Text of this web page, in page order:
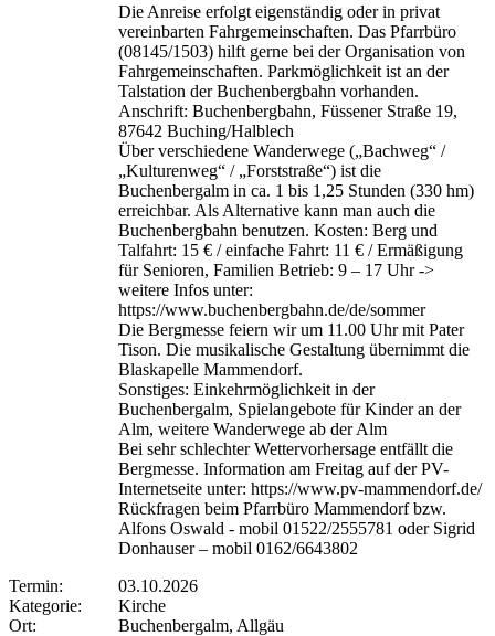
Die Anreise erfolgt eigenständig oder in privat
vereinbarten Fahrgemeinschaften. Das Pfarrbüro
(08145/1503) hilft gerne bei der Organisation von
Fahrgemeinschaften. Parkmöglichkeit ist an der
Talstation der Buchenbergbahn vorhanden.
Anschrift: Buchenbergbahn, Füssener Straße 19,
87642 Buching/Halblech
Über verschiedene Wanderwege („Bachweg“ /
„Kulturenweg“ / „Forststraße“) ist die
Buchenbergalm in ca. 1 bis 1,25 Stunden (330 hm)
erreichbar. Als Alternative kann man auch die
Buchenbergbahn benutzen. Kosten: Berg und
Talfahrt: 15 € / einfache Fahrt: 11 € / Ermäßigung
für Senioren, Familien Betrieb: 9 – 17 Uhr ->
weitere Infos unter:
https://www.buchenbergbahn.de/de/sommer
Die Bergmesse feiern wir um 11.00 Uhr mit Pater
Tison. Die musikalische Gestaltung übernimmt die
Blaskapelle Mammendorf.
Sonstiges: Einkehrmöglichkeit in der
Buchenbergalm, Spielangebote für Kinder an der
Alm, weitere Wanderwege ab der Alm
Bei sehr schlechter Wettervorhersage entfällt die
Bergmesse. Information am Freitag auf der PV-
Internetseite unter: https://www.pv-mammendorf.de/
Rückfragen beim Pfarrbüro Mammendorf bzw.
Alfons Oswald - mobil 01522/2555781 oder Sigrid
Donhauser – mobil 0162/6643802
Termin:
03.10.2026
Kategorie:
Kirche
Ort:
Buchenbergalm, Allgäu